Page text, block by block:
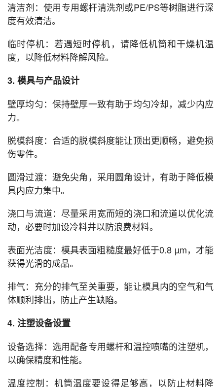
清洁剂：使用专用螺杆清洗剂或PE/PS等树脂进行深
度有效清洁。
临时停机：若遇短时停机，请降低机筒和干燥机温
度，以降低材料降解风险。
3. 模具与产品设计
壁厚均匀：保持壁厚一致有助于均匀冷却，减少内应
力。
脱模斜度：合适的脱模斜度能让顶出更顺畅，避免损
伤零件。
圆滑过渡：避免尖角，采用圆角设计，有助于降低模
具内应力集中。
浇口与流道：尽量采用宽而短的浇口和流道以优化流
动，必要时加设冷料井以防浪费材料。
表面光洁度：模具表面粗糙度最好低于0.8 µm，才能
获得光滑的成品。
排气：充分的排气至关重要，能让模具内的空气和气
体顺利排出，防止产生缺陷。
4. 注塑设备设置
设备选择：选用配备专用螺杆和温控喷嘴的注塑机，
以确保精度和性能。
温度控制：机筒温度要设得足够高，以防止材料降